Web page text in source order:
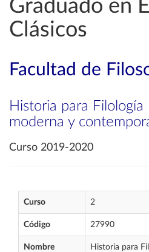
Graduado en
Clásicos
Facultad de
Historia para Filología
moderna y
Curso 2019-2020
Curso 2
Código 27990
Nombre
Historia para